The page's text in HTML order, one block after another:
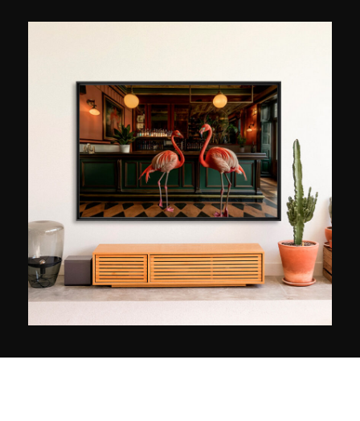
artistiche. Oggi l'agenzia è collegata a Gamma
Rapho: la principale fonte fotografica europea
con 20 milioni di immagini provenienti da agenzie
di fama internazionale (Gamma, Rapho,
Keystone, Explorer, Jacana, Hoa-qui, Top e